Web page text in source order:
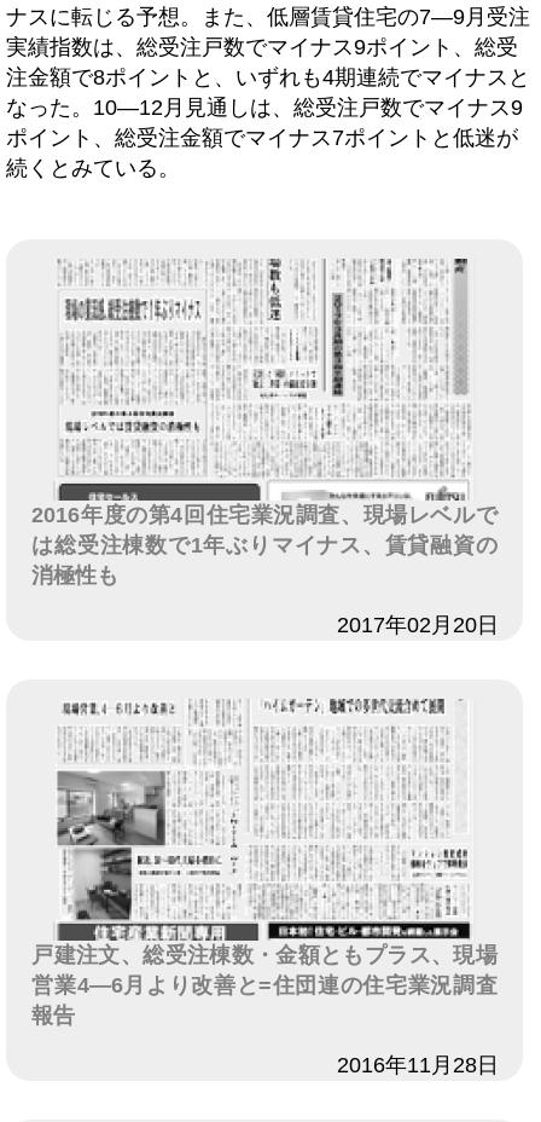
ナスに転じる予想。また、低層賃貸住宅の7―9月受注
実績指数は、総受注戸数でマイナス9ポイント、総受
注金額で8ポイントと、いずれも4期連続でマイナスと
なった。10―12月見通しは、総受注戸数でマイナス9
ポイント、総受注金額でマイナス7ポイントと低迷が
続くとみている。
2016年度の第4回住宅業況調査、現場レベルで
は総受注棟数で1年ぶりマイナス、賃貸融資の
消極性も
2017年02月20日
戸建注文、総受注棟数・金額ともプラス、現場
営業4―6月より改善と=住団連の住宅業況調査
報告
2016年11月28日